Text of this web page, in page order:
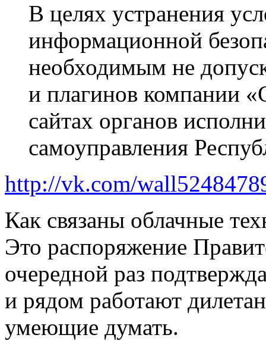
В целях устранения
информационной
необходимым не
и плагинов компании
сайтах органов
самоуправления
http://vk.com/
Как связаны облачные
Это распоряжение
очередной раз
и рядом работают
умеющие думать.